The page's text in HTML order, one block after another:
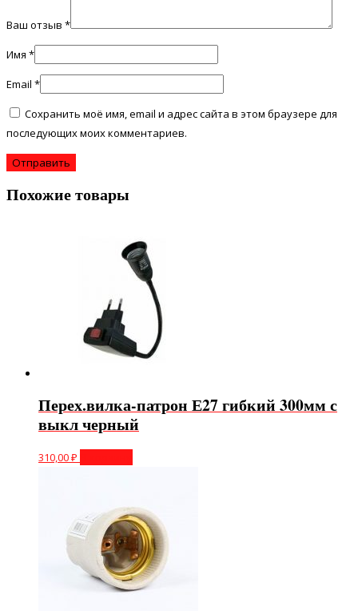
Ваш отзыв *
Имя *
Email *
Сохранить моё имя, email и адрес сайта в этом браузере для
последующих моих комментариев.
Похожие товары
Перех.вилка-патрон Е27 гибкий 300мм с
выкл черный
310,00₽